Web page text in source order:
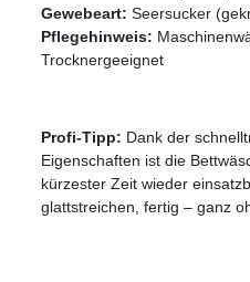
Gewebeart:Seersucker
Pflegehinweis:
Trocknergeeignet
Profi-Tipp: Dank der
Eigenschaften ist die
kürzester Zeit wieder
glattstreichen, fertig – ganz